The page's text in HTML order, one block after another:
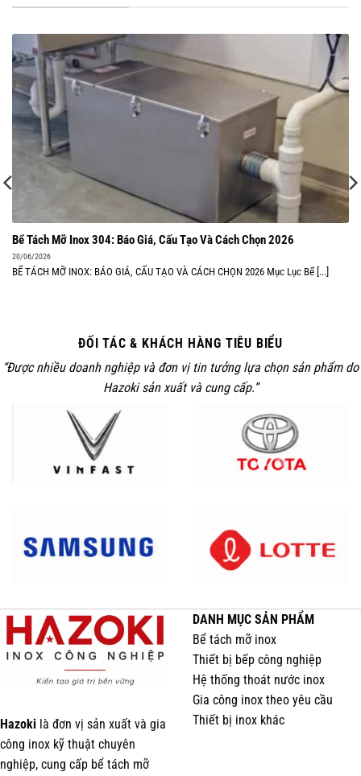
Bể Tách Mỡ Inox 304: Báo Giá, Cấu Tạo Và Cách Chọn 2026
20/06/2026
BỂ TÁCH MỠ INOX: BÁO GIÁ, CẤU TẠO VÀ CÁCH CHỌN 2026 Mục Lục Bể [...]
ĐỐI TÁC & KHÁCH HÀNG TIÊU BIỂU
“Được nhiều doanh nghiệp và đơn vị tin tưởng lựa chọn sản phẩm do
Hazoki sản xuất và cung cấp.”
Hazoki là đơn vị sản xuất và gia
công inox kỹ thuật chuyên
nghiệp, cung cấp bể tách mỡ
DANH MỤC SẢN PHẨM
Bể tách mỡ inox
Thiết bị bếp công nghiệp
Hệ thống thoát nước inox
Gia công inox theo yêu cầu
Thiết bị inox khác